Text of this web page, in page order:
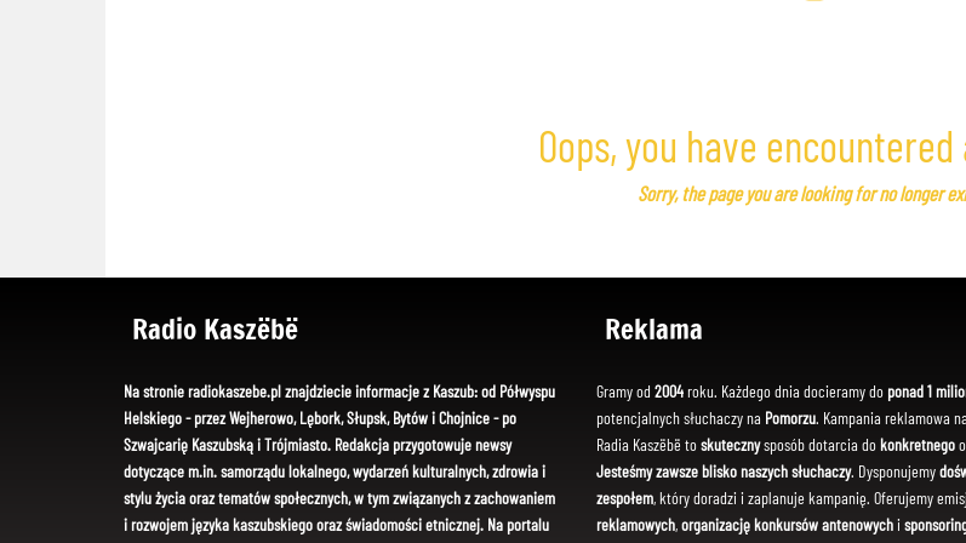
Oops, you have
Sorry, the page you are looking for no longer
Radio Kaszëbë
Na stronie radiokaszebe.pl znajdziecie informacje z Kaszub: od Półwyspu
Helskiego - przez Wejherowo, Lębork, Słupsk, Bytów i Chojnice - po
Szwajcarię Kaszubską i Trójmiasto. Redakcja przygotowuje newsy
dotyczące m.in. samorządu lokalnego, wydarzeń kulturalnych, zdrowia i
stylu życia oraz tematów społecznych, w tym związanych z zachowaniem
i rozwojem języka kaszubskiego oraz świadomości etnicznej. Na portalu
Reklama
Gramy od 2004roku. Każdego dnia docieramy do ponad 1
potencjalnych słuchaczy na Pomorzu. Kampania reklamowa
Radia Kaszëbë toskutecznysposób dotarcia dokonkretnego
Jesteśmy zawsze blisko naszych słuchaczy. Dysponujemy
zespołem, który doradzi i zaplanuje kampanię. Oferujemy
reklamowych,organizację konkursów antenowychi